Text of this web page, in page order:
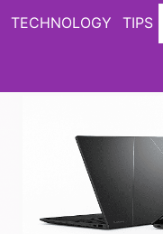
TECHNOLOGY TIPS